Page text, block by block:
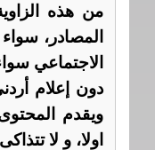
من هذه
المصادر،
الاجتماعي
دون إعلام
ويقدم
اولا، و لا